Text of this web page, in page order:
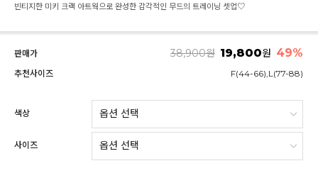
빈티지한 미키 크랙 아트웍으로 완성한 감각적인 무드의 트레이닝 셋업♡
판매가 38,900원 19,800원 49%
추천사이즈 F(44-66),L(77-88)
색상
사이즈